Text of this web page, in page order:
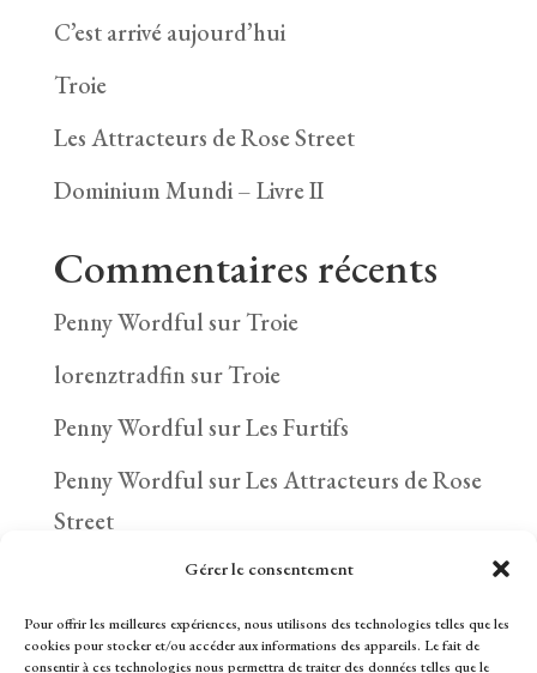
Gérer le consentement
Pour offrir les meilleures expériences, nous utilisons des technologies telles que les
cookies pour stocker et/ou accéder aux informations des appareils. Le fait de
consentir à ces technologies nous permettra de traiter des données telles que le
C’est arrivé aujourd’hui
Troie
Les Attracteurs de Rose Street
Dominium Mundi – Livre II
Commentaires récents
Penny WordfulsurTroie
lorenztradfinsurTroie
Penny WordfulsurLes Furtifs
Penny WordfulsurLes Attracteurs de Rose
Street
Les Furtifs